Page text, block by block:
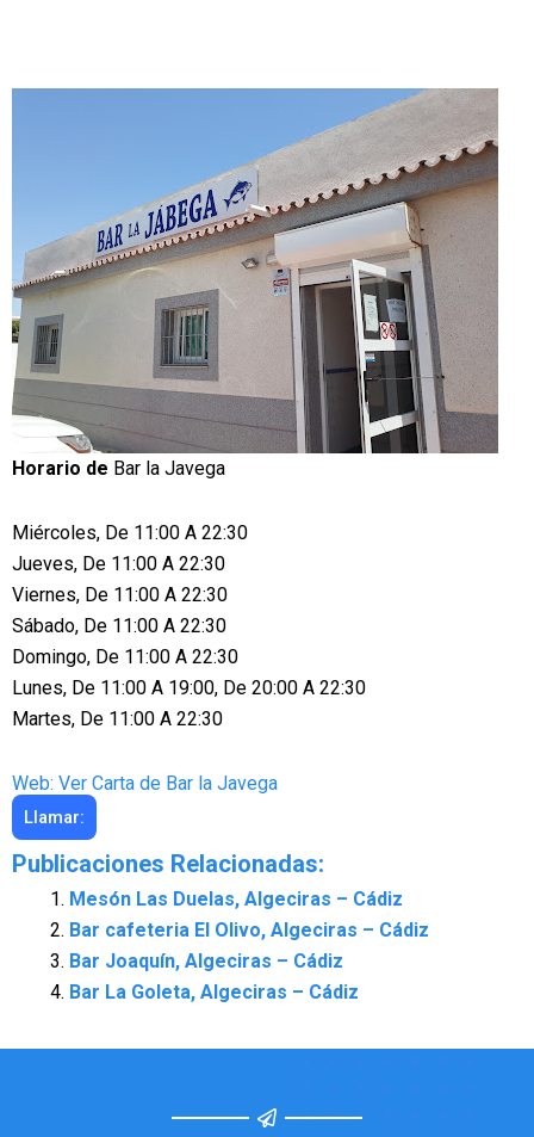
Horario de Bar la Javega
Miércoles, De 11:00 A 22:30
Jueves, De 11:00 A 22:30
Viernes, De 11:00 A 22:30
Sábado, De 11:00 A 22:30
Domingo, De 11:00 A 22:30
Lunes, De 11:00 A 19:00, De 20:00 A 22:30
Martes, De 11:00 A 22:30
Web: Ver Carta de Bar la Javega
Llamar:
Publicaciones Relacionadas:
Mesón Las Duelas, Algeciras – Cádiz
Bar cafeteria El Olivo, Algeciras – Cádiz
Bar Joaquín, Algeciras – Cádiz
Bar La Goleta, Algeciras – Cádiz